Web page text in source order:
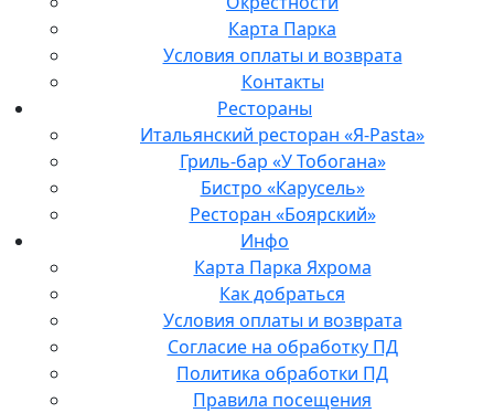
Карта Парка
Условия оплаты и возврата
Контакты
Рестораны
Итальянский ресторан «Я-Pasta»
Гриль-бар «У Тобогана»
Бистро «Карусель»
Ресторан «Боярский»
Инфо
Карта Парка Яхрома
Как добраться
Условия оплаты и возврата
Согласие на обработку ПД
Политика обработки ПД
Правила посещения